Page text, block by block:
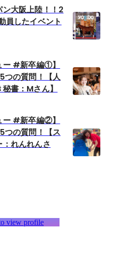
大阪上陸！！2
員したイベント
ー #新卒編①】
つの質問！【人
書：Mさん】
ー #新卒編②】
つの質問！【ス
：れんれんさ
view profile